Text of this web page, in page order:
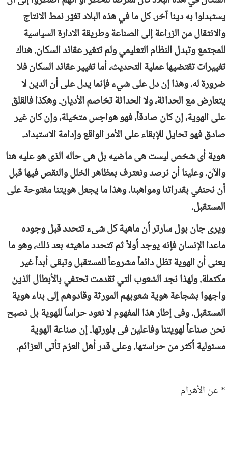
يستبدلوا به دينا آخر. كل ما في هذه البلاد تغيّر نمط الانتاج
والانتقال من الزراعة إلى الصناعة وطريقة الادارة السياسية
للمجتمع وتبدل النظام التعليمي ولم تتغير عقائد السكان. هناك
تغييرات تقتضيها عملية التحديث، أما تغيير عقائد السكان فلا
ضرورة له. وهذا إن دل على شيء فإنما يدل على أن الدين لا
يتعارض مع الحداثة، ولا الحداثة تخاصم الأديان. وهكذا فالقلق
على الهوية، إن كان صادقاً، فهو هواجس متخيلة، وإن كان غير
صادق فهو تحايل للإبقاء على الأمر الواقع وإدامة الاستبداد.
هوية أى شخص ليست هى ماضيه بل هى حاله الذى هو عليه هنا
والآن. وعلينا أن نرصد ونعترف بمظاهر الخلل والنقص فيها قبل
أن نحنفي بقدراتنا ومواهبنا. وهذا ما يجعل هويتنا مفتوحة على
المستقبل.
ويرى جان بول سارتر أن ماهية كل شىء تتحدد قبل وجوده
ماعدا الإنسان فإنه يوجد أولاً ثم تتحدد ماهيته بعد ذلك، وهو ما
يعنى أن الهوية تظل دائماً مشروعاً للمستقبل وتبقى أبداً غير
مكتملة. ولهذا نجد الشعوب التي تقدمت تحتفي بالأبطال الذين
واجهوا بشجاعة هوية شعوبهم المورثة وقادوهم إلى بناء هوية
المستقبل. وفى إطار هذا المفهوم لا نعود حراساً للهوية بل نصبح
نحن صناعاً لهويتنا وفاعلين فى بلورتها. إن صناعة الهوية
مسئولية أكثر من حراستها. وعلى قدر أهل العزم تأتى العزائم.
* عن الأهرام